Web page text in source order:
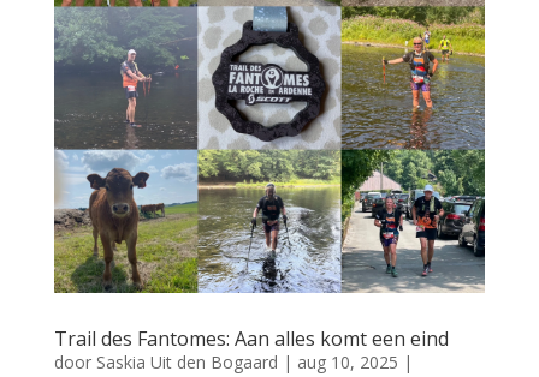
Trail des Fantomes: Aan alles komt een eind
door Saskia Uit den Bogaard | aug 10, 2025 |